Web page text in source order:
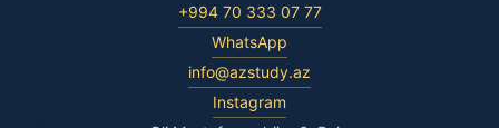
+994 70 333 07 77
WhatsApp
info@azstudy.az
Instagram